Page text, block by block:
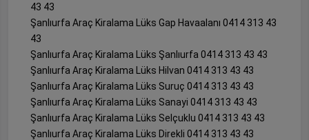
43 43
Şanlıurfa Araç Kiralama Lüks Gap Havaalanı 0414 313 43
43
Şanlıurfa Araç Kiralama Lüks Şanlıurfa 0414 313 43 43
Şanlıurfa Araç Kiralama Lüks Hilvan 0414 313 43 43
Şanlıurfa Araç Kiralama Lüks Suruç 0414 313 43 43
Şanlıurfa Araç Kiralama Lüks Sanayi 0414 313 43 43
Şanlıurfa Araç Kiralama Lüks Selçuklu 0414 313 43 43
Şanlıurfa Araç Kiralama Lüks Direkli 0414 313 43 43